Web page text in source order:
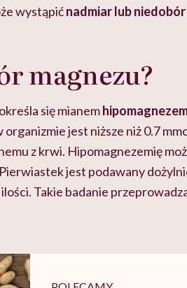
wystąpićnadmiar lub
magnezu?
się mianem
jest niższe niż 0.7
z krwi. Hipomagnezemię
jest podawany
Takie badanie